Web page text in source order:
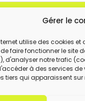
Gérer le
utilise des cookies
faire fonctionner le site
d'analyser notre trafic
à des services
tiers qui apparaissent sur
vous acceptez